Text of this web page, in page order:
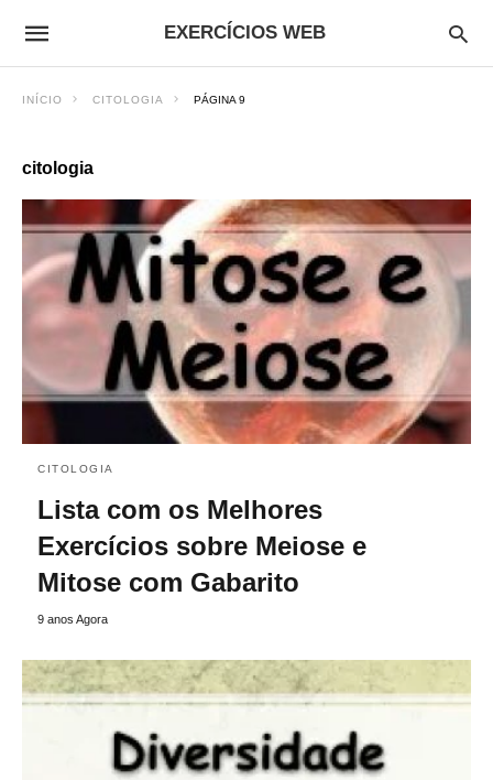
EXERCÍCIOS WEB
INÍCIO CITOLOGIA PÁGINA 9
citologia
CITOLOGIA
Lista com os Melhores
Exercícios sobre Meiose e
Mitose com Gabarito
9 anos Agora